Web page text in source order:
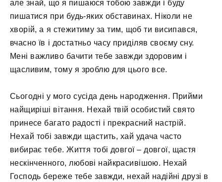
але знай, що я пишаюся тобою завжди і буду
пишатися при будь-яких обставинах. Ніколи не
хворій, а я стежитиму за тим, щоб ти висипався,
вчасно їв і достатньо часу приділяв своєму сну.
Мені важливо бачити тебе завжди здоровим і
щасливим, тому я зроблю для цього все.
Сьогодні у мого сусіда день народження. Прийми
найщиріші вітання. Нехай твій особистий свято
принесе багато радості і прекрасний настрій.
Нехай тобі завжди щастить, хай удача часто
вибирає тебе. Життя тобі довгої – довгої, щастя
нескінченного, любові найкрасивішою. Нехай
Господь береже тебе завжди, нехай надійні друзі в